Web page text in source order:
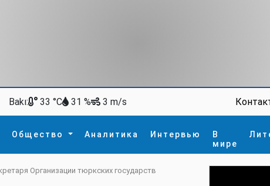
Bakı: 33 °C 31 % 3 m/s
Общество Аналитика Интервью
В
мире
Организации тюркских государств